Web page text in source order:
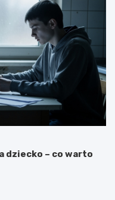
dziecko – co warto